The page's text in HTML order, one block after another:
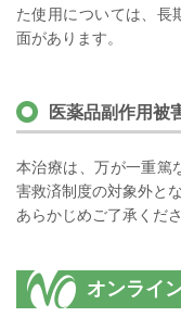
た使用については、長
面があります。
医薬品副作用被
本治療は、万が一重篤
害救済制度の対象外とな
あらかじめご了承くださ
オンライ